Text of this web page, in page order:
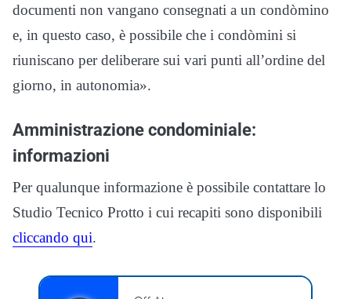
documenti non vangano consegnati a un condòmino
e, in questo caso, è possibile che i condòmini si
riuniscano per deliberare sui vari punti all’ordine del
giorno, in autonomia».
Amministrazione condominiale:
informazioni
Per qualunque informazione è possibile contattare lo
Studio Tecnico Protto i cui recapiti sono disponibili
cliccando qui.